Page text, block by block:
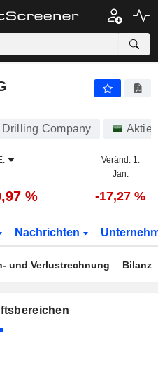
Company Aktien
Veränd. 1.
Jan.
% -17,27 %
Nachrichten
und Verlustrechnung Bilanz